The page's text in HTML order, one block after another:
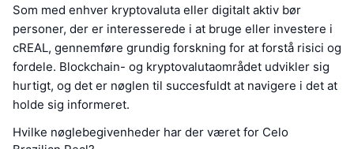
Som med enhver kryptovaluta eller digitalt aktiv bør
personer, der er interesserede i at bruge eller investere i
cREAL, gennemføre grundig forskning for at forstå risici og
fordele. Blockchain- og kryptovalutaområdet udvikler sig
hurtigt, og det er nøglen til succesfuldt at navigere i det at
holde sig informeret.
Hvilke nøglebegivenheder har der været for Celo